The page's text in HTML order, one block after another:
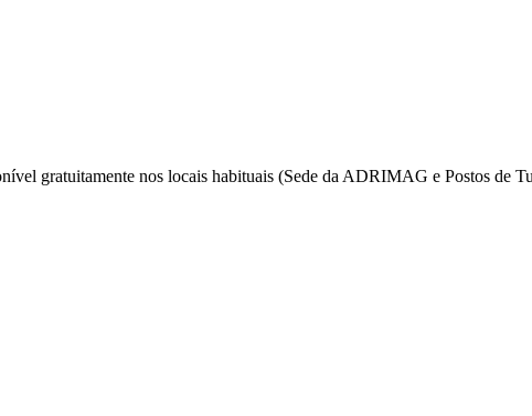
gratuitamente nos locais habituais (Sede da ADRIMAG e Postos de